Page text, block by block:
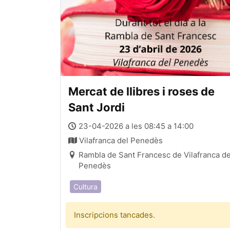
Mercat de llibres i roses de
Sant Jordi
23-04-2026 a les 08:45 a 14:00
Vilafranca del Penedès
Rambla de Sant Francesc de Vilafranca
Penedès
Cultura
Inscripcions tancades.